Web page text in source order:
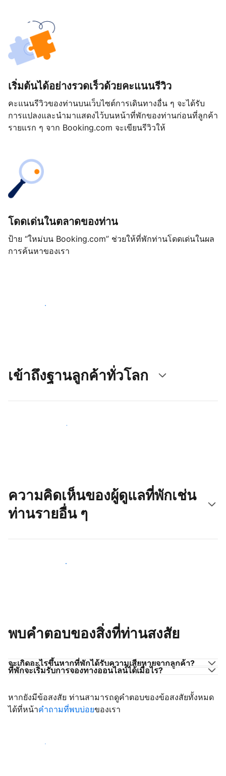
เริ่มต้นได้อย่างรวดเร็วด้วยคะแนนรีวิว
คะแนนรีวิวของท่านบนเว็บไซต์การเดินทางอื่น ๆ จะได้รับ
การแปลงและนำมาแสดงไว้บนหน้าที่พักของท่านก่อนที่ลูกค้า
รายแรก ๆ จาก Booking.com จะเขียนรีวิวให้
โดดเด่นในตลาดของท่าน
ป้าย “ใหม่บน Booking.com” ช่วยให้ที่พักท่านโดดเด่นในผล
การค้นหาของเรา
เริ่มต้นตั้งแต่วันนี้
เข้าถึงฐานลูกค้าทั่วโลก
เข้าถึงลูกค้าใหม่ ๆ ตั้งแต่วันนี้
ความคิดเห็นของผู้ดูแลที่พักเช่น
ท่านรายอื่น ๆ
มาร่วมกับผู้ดูแลที่พักเช่นท่าน
พบคำตอบของสิ่งที่ท่านสงสัย
จะเกิดอะไรขึ้นหากที่พักได้รับความเสียหายจากลูกค้า?
ที่พักจะเริ่มรับการจองทางออนไลน์ได้เมื่อไร?
หากยังมีข้อสงสัย ท่านสามารถดูคำตอบของข้อสงสัยทั้งหมด
ได้ที่หน้าคำถามที่พบบ่อยของเรา
เริ่มต้อนรับลูกค้า